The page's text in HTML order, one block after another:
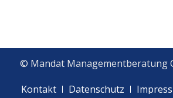
© Mandat Managementberatung
Kontakt
Datenschutz